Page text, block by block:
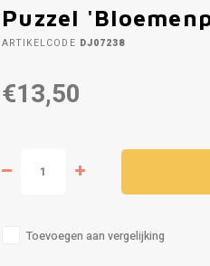
Puzzel
ARTIKELCODE DJ07238
€13,50
Toevoegen aan vergelijking